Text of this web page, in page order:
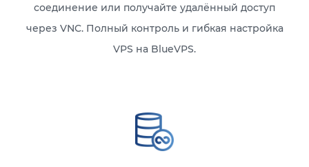
соединение или получайте удалённый доступ
через VNC. Полный контроль и гибкая настройка
VPS на BlueVPS.